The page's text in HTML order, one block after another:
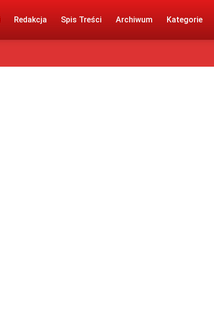
Redakcja Spis Treści Archiwum Kategorie